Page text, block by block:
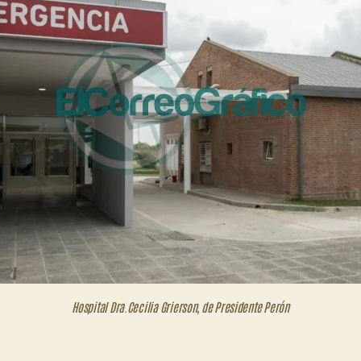
Hospital Dra.Cecilia Grierson, de Presidente Perón